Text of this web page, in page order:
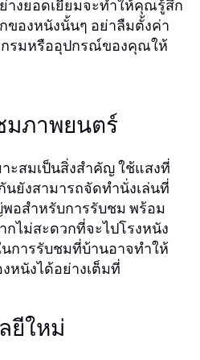
งยอดเยี่ยมจะทำให้คุณรู้สึก
ของหนังนั้นๆ อย่าลืมตั้งค่า
กรมหรืออุปกรณ์ของคุณให้
มภาพยนตร์
ะสมเป็นสิ่งสำคัญ ใช้แสงที่
ยังสามารถจัดทำนั่งเล่นที่
อสำหรับการรับชม พร้อม
ไม่สะดวกที่จะไปโรงหนัง
การรับชมที่บ้านอาจทำให้
หนังได้อย่างเต็มที่
ยีใหม่